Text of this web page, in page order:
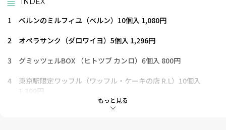
もっと見る
1
ベルンのミルフィユ（ベルン）10個入 1,080円
2
オペラサンク（ダロワイヨ）5個入 1,296円
3
グミッツェルBOX （ヒトツブ カンロ）6個入 800円
4
東京駅限定ワッフル（ワッフル・ケーキの店 R.L）10個入
1,300円
軽井沢レザンラスク（ブランジェ浅野屋）410円